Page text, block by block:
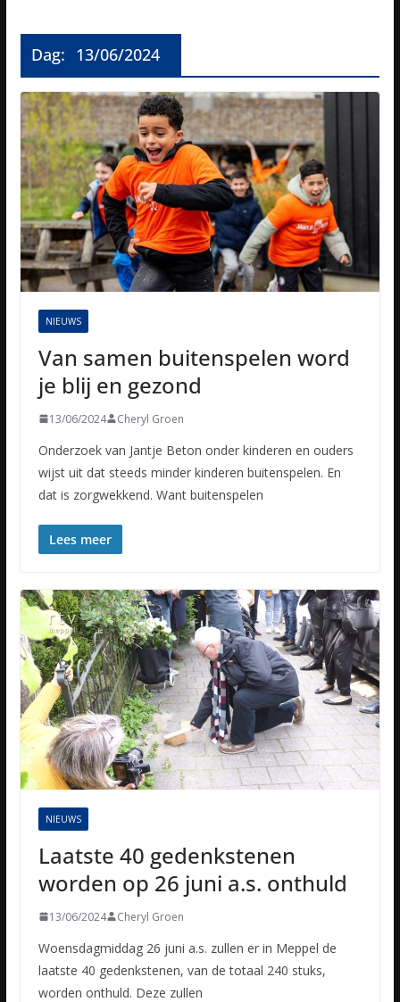
Dag: 13/06/2024
NIEUWS
Van samen buitenspelen word
je blij en gezond
13/06/2024 Cheryl Groen
Onderzoek van Jantje Beton onder kinderen en ouders
wijst uit dat steeds minder kinderen buitenspelen. En
dat is zorgwekkend. Want buitenspelen
Lees meer
NIEUWS
Laatste 40 gedenkstenen
worden op 26 juni a.s. onthuld
13/06/2024 Cheryl Groen
Woensdagmiddag 26 juni a.s. zullen er in Meppel de
laatste 40 gedenkstenen, van de totaal 240 stuks,
worden onthuld. Deze zullen